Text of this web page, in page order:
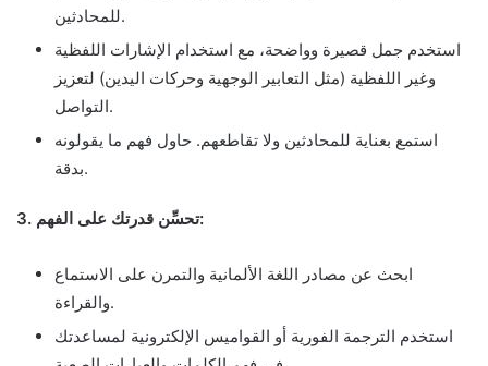
للمحادثين.
استخدم جمل قصيرة وواضحة، مع استخدام الإشارات اللفظية
وغير اللفظية (مثل التعابير الوجهية وحركات اليدين) لتعزيز
التواصل.
استمع بعناية للمحادثين ولا تقاطعهم. حاول فهم ما يقولونه
بدقة.
3. تحسِّن قدرتك على الفهم:
ابحث عن مصادر اللغة الألمانية والتمرن على الاستماع
والقراءة.
استخدم الترجمة الفورية أو القواميس الإلكترونية لمساعدتك